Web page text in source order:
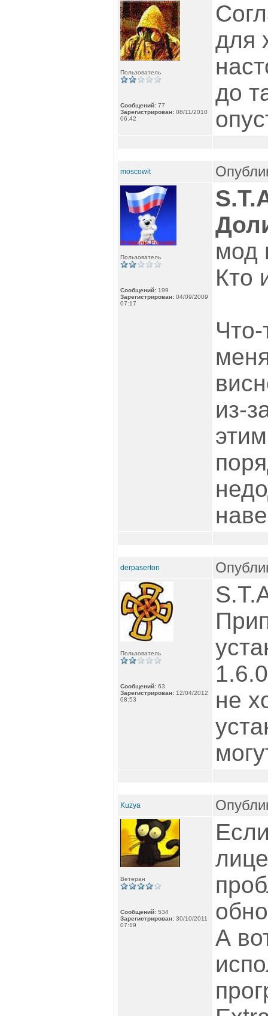
Пользователь
Сообщений: 77
Зарегистрирован: 08/11/2010
06:42
для
до
moscowit
Пользователь
Сообщений: 199
Зарегистрирован: 04/09/2009
07:17
мод
Кто
Что-
из-
derpaserton
Пользователь
Сообщений: 63
Зарегистрирован: 12/04/2012
08:53
не
Kuzya
Ветеран
Сообщений: 534
Зарегистрирован: 30/10/2011
07:19
А